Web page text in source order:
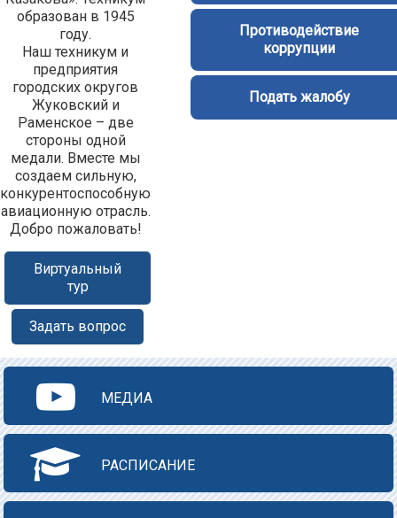
образован в 1945
году.
Наш техникум и
предприятия
городских округов
Жуковский и
Раменское – две
стороны одной
медали. Вместе мы
создаем сильную,
конкурентоспособную
авиационную отрасль.
Добро пожаловать!
Виртуальный
тур
Задать вопрос
Противодействие
коррупции
Подать жалобу
МЕДИА
РАСПИСАНИЕ